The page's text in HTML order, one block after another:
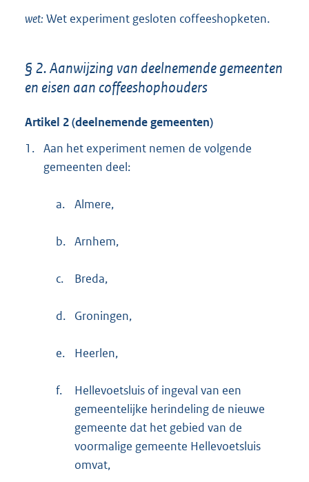
wet: Wet experiment gesloten coffeeshopketen.
§ 2. Aanwijzing van deelnemende gemeenten
en eisen aan coffeeshophouders
Artikel 2 (deelnemende gemeenten)
1. Aan het experiment nemen de volgende
gemeenten deel:
a. Almere,
b. Arnhem,
c. Breda,
d. Groningen,
e. Heerlen,
f.
Hellevoetsluis of ingeval van een
gemeentelijke herindeling de nieuwe
gemeente dat het gebied van de
voormalige gemeente Hellevoetsluis
omvat,